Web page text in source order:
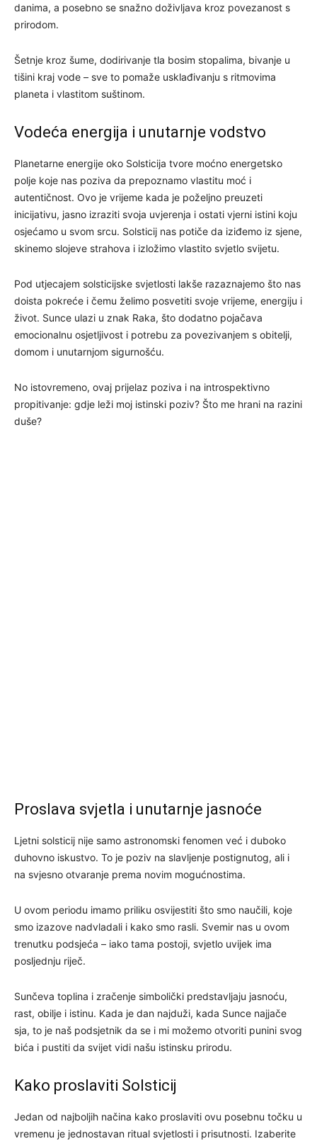
danima, a posebno se snažno doživljava kroz povezanost s
prirodom.
Šetnje kroz šume, dodirivanje tla bosim stopalima, bivanje u
tišini kraj vode – sve to pomaže usklađivanju s ritmovima
planeta i vlastitom suštinom.
Vodeća energija i unutarnje vodstvo
Planetarne energije oko Solsticija tvore moćno energetsko
polje koje nas poziva da prepoznamo vlastitu moć i
autentičnost. Ovo je vrijeme kada je poželjno preuzeti
inicijativu, jasno izraziti svoja uvjerenja i ostati vjerni istini koju
osjećamo u svom srcu. Solsticij nas potiče da iziđemo iz sjene,
skinemo slojeve strahova i izložimo vlastito svjetlo svijetu.
Pod utjecajem solsticijske svjetlosti lakše razaznajemo što nas
doista pokreće i čemu želimo posvetiti svoje vrijeme, energiju i
život. Sunce ulazi u znak Raka, što dodatno pojačava
emocionalnu osjetljivost i potrebu za povezivanjem s obitelji,
domom i unutarnjom sigurnošću.
No istovremeno, ovaj prijelaz poziva i na introspektivno
propitivanje: gdje leži moj istinski poziv? Što me hrani na razini
duše?
Proslava svjetla i unutarnje jasnoće
Ljetni solsticij nije samo astronomski fenomen već i duboko
duhovno iskustvo. To je poziv na slavljenje postignutog, ali i
na svjesno otvaranje prema novim mogućnostima.
U ovom periodu imamo priliku osvijestiti što smo naučili, koje
smo izazove nadvladali i kako smo rasli. Svemir nas u ovom
trenutku podsjeća – iako tama postoji, svjetlo uvijek ima
posljednju riječ.
Sunčeva toplina i zračenje simbolički predstavljaju jasnoću,
rast, obilje i istinu. Kada je dan najduži, kada Sunce najjače
sja, to je naš podsjetnik da se i mi možemo otvoriti punini svog
bića i pustiti da svijet vidi našu istinsku prirodu.
Kako proslaviti Solsticij
Jedan od najboljih načina kako proslaviti ovu posebnu točku u
vremenu je jednostavan ritual svjetlosti i prisutnosti. Izaberite